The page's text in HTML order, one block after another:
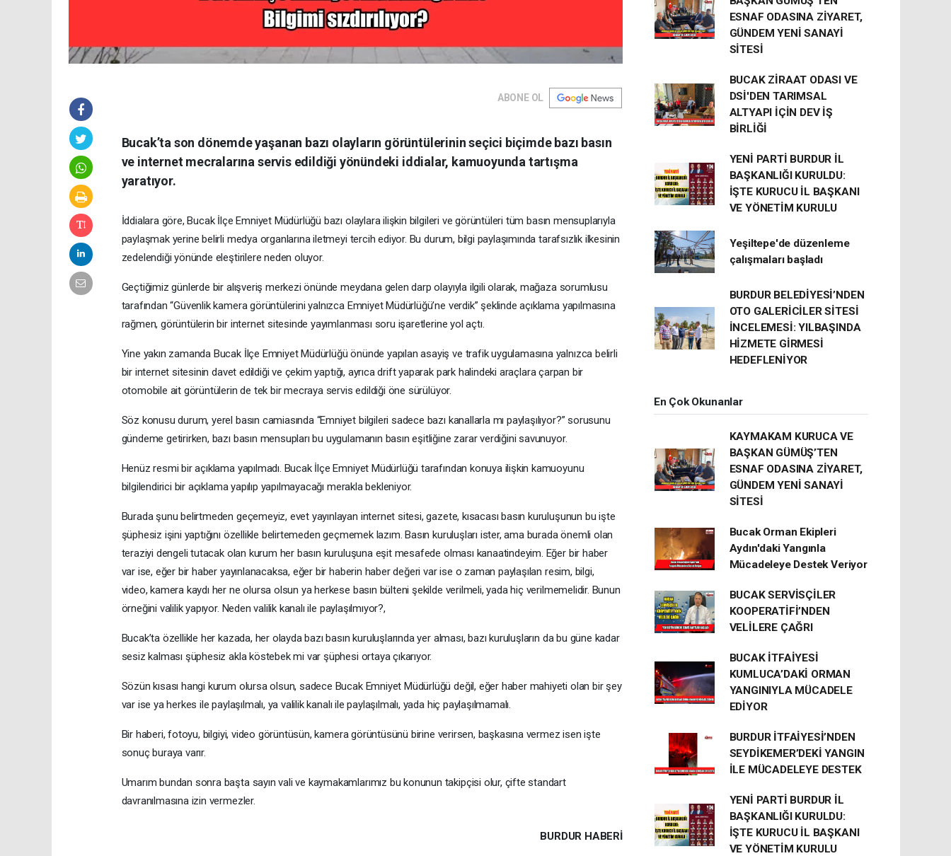
ABONE OL
Bucak’ta son dönemde yaşanan bazı olayların görüntülerinin seçici biçimde bazı basın
ve internet mecralarına servis edildiği yönündeki iddialar, kamuoyunda tartışma
yaratıyor.
İddialara göre, Bucak İlçe Emniyet Müdürlüğü bazı olaylara ilişkin bilgileri ve görüntüleri tüm basın mensuplarıyla
paylaşmak yerine belirli medya organlarına iletmeyi tercih ediyor. Bu durum, bilgi paylaşımında tarafsızlık ilkesinin
zedelendiği yönünde eleştirilere neden oluyor.
Geçtiğimiz günlerde bir alışveriş merkezi önünde meydana gelen darp olayıyla ilgili olarak, mağaza sorumlusu
tarafından “Güvenlik kamera görüntülerini yalnızca Emniyet Müdürlüğü’ne verdik” şeklinde açıklama yapılmasına
rağmen, görüntülerin bir internet sitesinde yayımlanması soru işaretlerine yol açtı.
Yine yakın zamanda Bucak İlçe Emniyet Müdürlüğü önünde yapılan asayiş ve trafik uygulamasına yalnızca belirli
bir internet sitesinin davet edildiği ve çekim yaptığı, ayrıca drift yaparak park halindeki araçlara çarpan bir
otomobile ait görüntülerin de tek bir mecraya servis edildiği öne sürülüyor.
Söz konusu durum, yerel basın camiasında “Emniyet bilgileri sadece bazı kanallarla mı paylaşılıyor?” sorusunu
gündeme getirirken, bazı basın mensupları bu uygulamanın basın eşitliğine zarar verdiğini savunuyor.
Henüz resmi bir açıklama yapılmadı. Bucak İlçe Emniyet Müdürlüğü tarafından konuya ilişkin kamuoyunu
bilgilendirici bir açıklama yapılıp yapılmayacağı merakla bekleniyor.
Burada şunu belirtmeden geçemeyiz, evet yayınlayan internet sitesi, gazete, kısacası basın kuruluşunun bu işte
şüphesiz işini yaptığını özellikle belirtemeden geçmemek lazım. Basın kuruluşları ister, ama burada önemli olan
teraziyi dengeli tutacak olan kurum her basın kuruluşuna eşit mesafede olması kanaatindeyim. Eğer bir haber
var ise, eğer bir haber yayınlanacaksa, eğer bir haberin haber değeri var ise o zaman paylaşılan resim, bilgi,
video, kamera kaydı her ne olursa olsun ya herkese basın bülteni şekilde verilmeli, yada hiç verilmemelidir. Bunun
örneğini valilik yapıyor. Neden valilik kanalı ile paylaşılmıyor?,
Bucak’ta özellikle her kazada, her olayda bazı basın kuruluşlarında yer alması, bazı kuruluşların da bu güne kadar
sesiz kalması şüphesiz akla köstebek mi var şüphesi ortaya çıkarıyor.
Sözün kısası hangi kurum olursa olsun, sadece Bucak Emniyet Müdürlüğü değil, eğer haber mahiyeti olan bir şey
var ise ya herkes ile paylaşılmalı, ya valilik kanalı ile paylaşılmalı, yada hiç paylaşılmamalı.
Bir haberi, fotoyu, bilgiyi, video görüntüsün, kamera görüntüsünü birine verirsen, başkasına vermez isen işte
sonuç buraya varır.
Umarım bundan sonra başta sayın vali ve kaymakamlarımız bu konunun takipçisi olur, çifte standart
davranılmasına izin vermezler.
BURDUR HABERİ
ESNAF ODASINA ZİYARET,
GÜNDEM YENİ SANAYİ
SİTESİ
BUCAK ZİRAAT ODASI VE
DSİ'DEN TARIMSAL
ALTYAPI İÇİN DEV İŞ
BİRLİĞİ
YENİ PARTİ BURDUR İL
BAŞKANLIĞI KURULDU:
İŞTE KURUCU İL BAŞKANI
VE YÖNETİM KURULU
Yeşiltepe'de düzenleme
çalışmaları başladı
BURDUR BELEDİYESİ’NDEN
OTO GALERİCİLER SİTESİ
İNCELEMESİ: YILBAŞINDA
HİZMETE GİRMESİ
HEDEFLENİYOR
En Çok Okunanlar
KAYMAKAM KURUCA VE
BAŞKAN GÜMÜŞ’TEN
ESNAF ODASINA ZİYARET,
GÜNDEM YENİ SANAYİ
SİTESİ
Bucak Orman Ekipleri
Aydın'daki Yangınla
Mücadeleye Destek Veriyor
BUCAK SERVİSÇİLER
KOOPERATİFİ’NDEN
VELİLERE ÇAĞRI
BUCAK İTFAİYESİ
KUMLUCA’DAKİ ORMAN
YANGINIYLA MÜCADELE
EDİYOR
BURDUR İTFAİYESİ’NDEN
SEYDİKEMER’DEKİ YANGIN
İLE MÜCADELEYE DESTEK
YENİ PARTİ BURDUR İL
BAŞKANLIĞI KURULDU:
İŞTE KURUCU İL BAŞKANI
VE YÖNETİM KURULU